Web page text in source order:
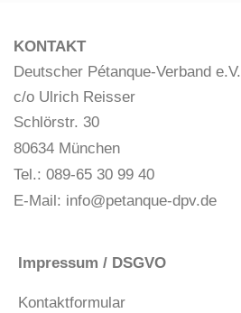
KONTAKT
Deutscher Pétanque-Verband e.V.
c/o Ulrich Reisser
Schlörstr. 30
80634 München
Tel.: 089-65 30 99 40
E-Mail: info@petanque-dpv.de
Impressum / DSGVO
Kontaktformular